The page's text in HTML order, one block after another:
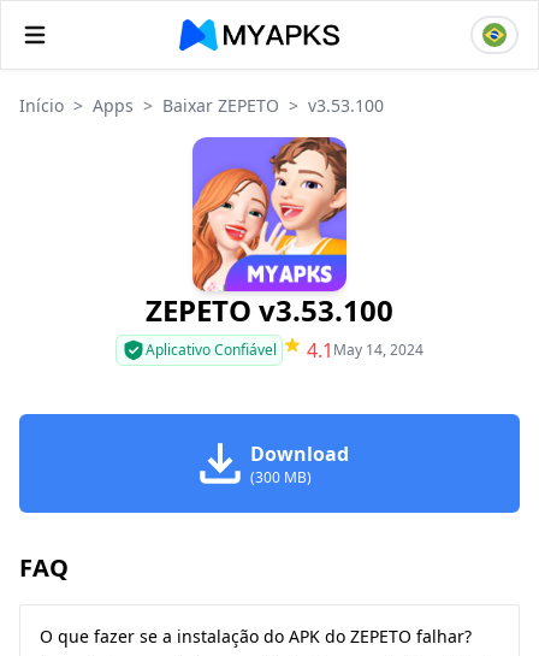
Início > Apps > Baixar ZEPETO > v3.53.100
ZEPETO v3.53.100
Aplicativo Confiável 4.1 May 14, 2024
Download
(300 MB)
FAQ
O que fazer se a instalação do APK do ZEPETO falhar?